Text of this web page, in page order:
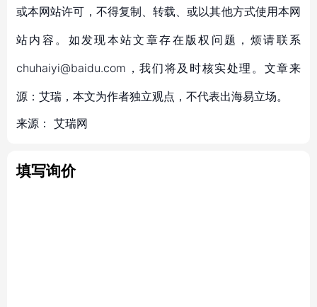
或本网站许可，不得复制、转载、或以其他方式使用本网
站内容。如发现本站文章存在版权问题，烦请联系
chuhaiyi@baidu.com，我们将及时核实处理。文章来
源：艾瑞，本文为作者独立观点，不代表出海易立场。
来源： 艾瑞网
填写询价